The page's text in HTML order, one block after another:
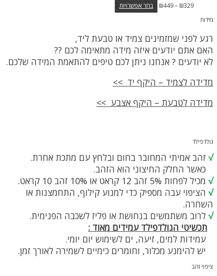
₪329
–
₪449
טווח
מחירים:
בחר אפשרויות
זה
סוגים.
ניתן
לבחור
את
בעמוד
המוצר
מידות
רגע לפני שמזמינים צמיד או טבעת ליד,
האם אתם יודעים איזה מידה מתאימה לכם ??
לא יודעים ? אנחנו ניתן לכם טיפים להתאמת המידה שלכם.
מדידה לצמיד – היקף יד >>
מדידה לטבעת – היקף אצבע >>
גולדפילד
√ זהב אמיתי המחובר בחום ובלחץ עם מתכת אחרת.
כאשר החלק החיצוני הוא הזהב.
√ מכיל לפחות 5% זהב 12 קראט או 10% זהב 10 קראט.
√ הציפוי עבה מספיק כדי למנוע קילוף, התחמצנות או
השחרה.
√ לרוב משתמשים בנחושת או פליז לשכבה הפנימית.
תכשיטי הגולדפילד עמידים מאוד :
עמידות למים, זיעה, ים לשימוש יום יומי.
יש להימנע מכלור, וחומרים כימיים לשמירה לאורך זמן.
ציפוי זהב